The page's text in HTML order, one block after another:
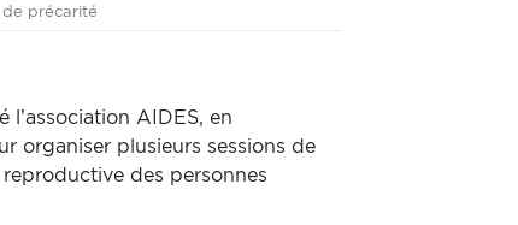
de précarité
l’association AIDES, en
organiser plusieurs sessions de
des personnes